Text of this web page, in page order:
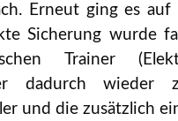
Erneut ging es auf
Sicherung wurde
Trainer
dadurch wieder
und die zusätzlich